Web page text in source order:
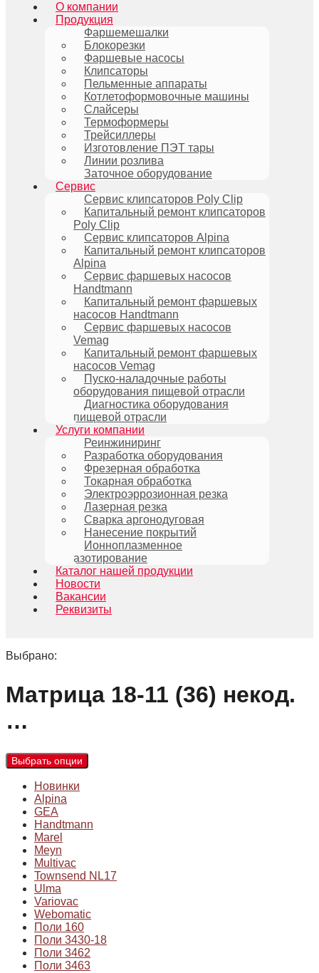
О компании
Продукция
Фаршемешалки
Блокорезки
Фаршевые насосы
Клипсаторы
Пельменные аппараты
Котлетоформовочные машины
Слайсеры
Термоформеры
Трейсиллеры
Изготовление ПЭТ тары
Линии розлива
Заточное оборудование
Сервис
Сервис клипсаторов Poly Clip
Капитальный ремонт клипсаторов
Poly Clip
Сервис клипсаторов Alpina
Капитальный ремонт клипсаторов
Alpina
Сервис фаршевых насосов
Handtmann
Капитальный ремонт фаршевых
насосов Handtmann
Сервис фаршевых насосов
Vemag
Капитальный ремонт фаршевых
насосов Vemag
Пуско-наладочные работы
оборудования пищевой отрасли
Диагностика оборудования
пищевой отрасли
Услуги компании
Реинжиниринг
Разработка оборудования
Фрезерная обработка
Токарная обработка
Электроэррозионная резка
Лазерная резка
Сварка аргонодуговая
Нанесение покрытий
Ионноплазменное
азотирование
Каталог нашей продукции
Новости
Вакансии
Реквизиты
Выбрано:
Матрица 18-11 (36) некод.
…
Выбрать опции
Новинки
Alpina
GEA
Handtmann
Marel
Meyn
Multivac
Townsend NL17
Ulma
Variovac
Webomatic
Поли 160
Поли 3430-18
Поли 3462
Поли 3463